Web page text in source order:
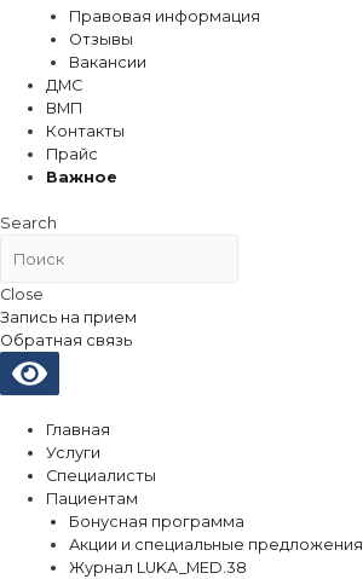
Правовая информация
Отзывы
Вакансии
ДМС
ВМП
Контакты
Прайс
Важное
Search
Close
Запись на прием
Обратная связь
Главная
Услуги
Специалисты
Пациентам
Бонусная программа
Акции и специальные предложения
Журнал LUKA_MED.38